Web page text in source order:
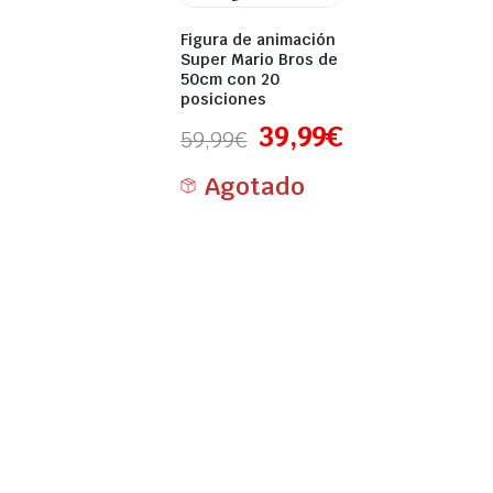
Figura de animación
Super Mario Bros de
50cm con 20
posiciones
59,99€ 39,99€
Agotado